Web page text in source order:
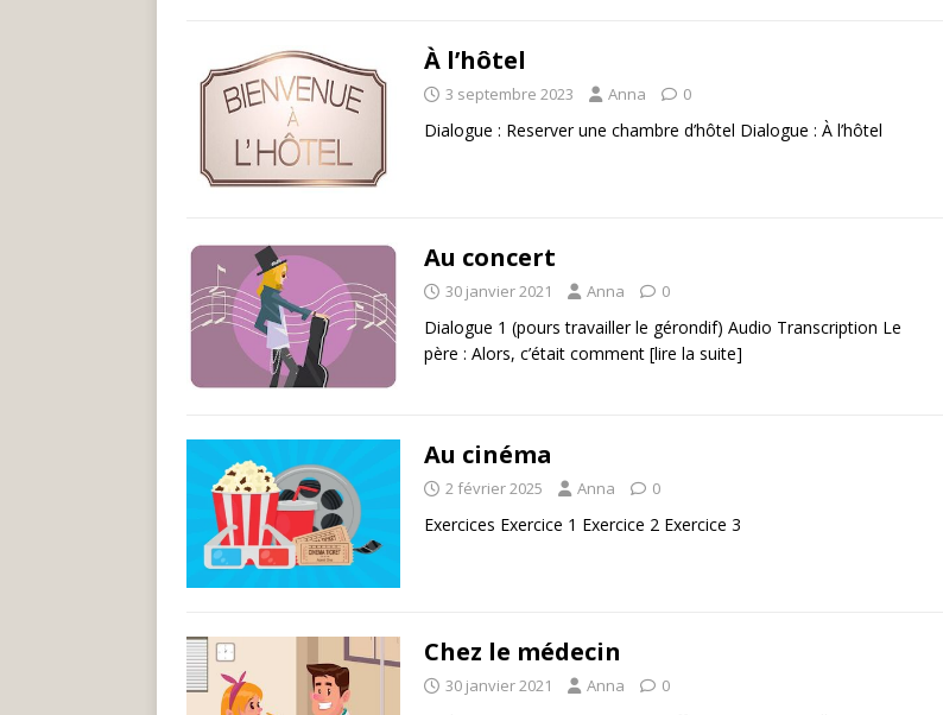
À l’hôtel
3 septembre 2023 Anna 0
Dialogue : Reserver une chambre d’hôtel Dialogue : À l’hôtel
Au concert
30 janvier 2021 Anna 0
Dialogue 1 (pours travailler le gérondif) Audio Transcription Le
père : Alors, c’était comment [lire la suite]
Au cinéma
2 février 2025 Anna 0
Exercices Exercice 1 Exercice 2 Exercice 3
Chez le médecin
30 janvier 2021 Anna 0